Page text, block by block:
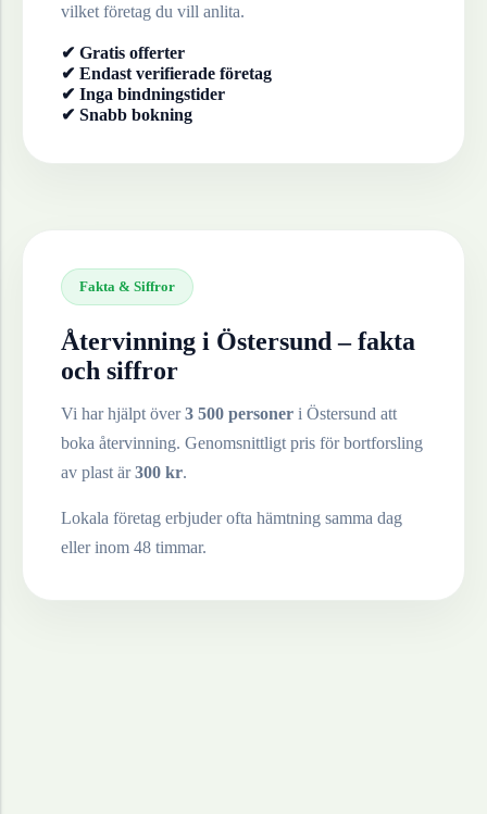
vilket företag du vill anlita.
✔ Gratis offerter
✔ Endast verifierade företag
✔ Inga bindningstider
✔ Snabb bokning
Fakta & Siffror
Återvinning i Östersund – fakta
och siffror
Vi har hjälpt över3 500 personer i Östersund att
boka återvinning. Genomsnittligt pris för bortforsling
av plast är300 kr.
Lokala företag erbjuder ofta hämtning samma dag
eller inom 48 timmar.